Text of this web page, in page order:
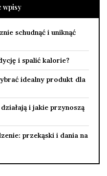
wpisy
schudnąć i uniknąć
i spalić kalorie?
idealny produkt dla
i jakie przynoszą
przekąski i dania na